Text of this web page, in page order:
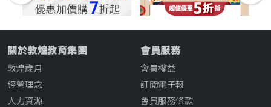
關於敦煌教育集團
敦煌歲月
經營理念
人力資源
會員服務
會員權益
訂閱電子報
會員服務條款